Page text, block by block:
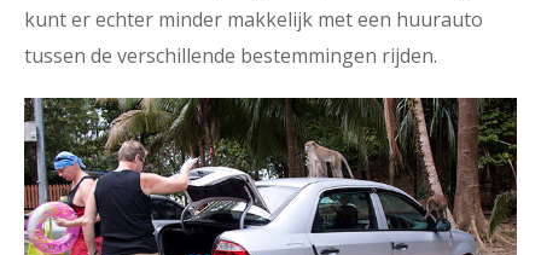
kunt er echter minder makkelijk met een huurauto
tussen de verschillende bestemmingen rijden.